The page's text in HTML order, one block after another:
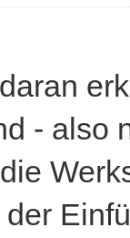
- also